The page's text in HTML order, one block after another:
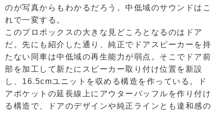
のが写真からもわかるだろう。中低域のサウンドはこ
れで一変する。
このプロボックスの大きな見どころとなるのはドア
だ。先にも紹介した通り、純正でドアスピーカーを持
たない同車は中低域の再生能力が弱点。そこでドア前
部を加工して新たにスピーカー取り付け位置を新設
し、16.5cmユニットを収める構造を作っている。ド
アポケットの延長線上にアウターバッフルを作り付け
る構造で、ドアのデザインや純正ラインとも違和感の